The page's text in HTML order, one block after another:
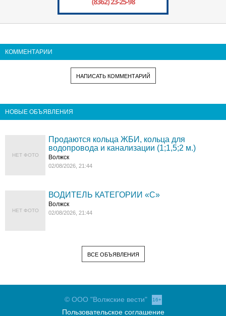
КОММЕНТАРИИ
НАПИСАТЬ КОММЕНТАРИЙ
НОВЫЕ ОБЪЯВЛЕНИЯ
НЕТ ФОТО
Продаются кольца ЖБИ, кольца для
водопровода и канализации (1;1,5;2 м.)
Волжск
02/08/2026, 21:44
НЕТ ФОТО
ВОДИТЕЛЬ КАТЕГОРИИ «C»
Волжск
02/08/2026, 21:44
ВСЕ ОБЪЯВЛЕНИЯ
© ООО "Волжские вести" 16+
Пользовательское соглашение